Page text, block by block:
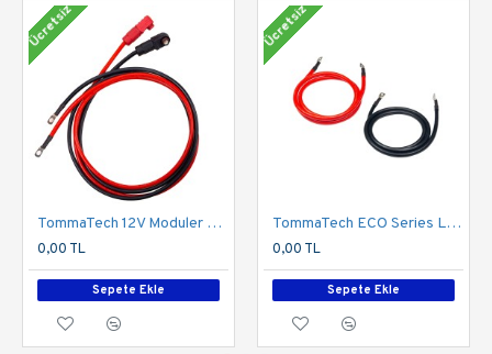
Ücretsiz
TommaTech 12V Moduler Series 1.5m Güç Kablosu Seti
0,00 TL
Sepete Ekle
Ücretsiz
TommaTech ECO Series LFP Batarya Inverter Arası Güç Kablo Seti
0,00 TL
Sepete Ekle